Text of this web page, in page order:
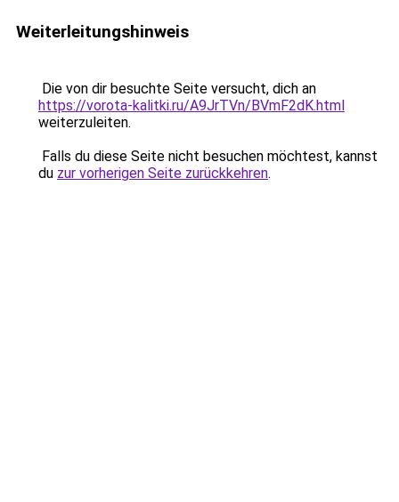
Weiterleitungshinweis
Die von dir besuchte Seite versucht, dich an
https://vorota-kalitki.ru/A9JrTVn/BVmF2dK.html
weiterzuleiten.
Falls du diese Seite nicht besuchen möchtest, kannst
du zur vorherigen Seite zurückkehren.